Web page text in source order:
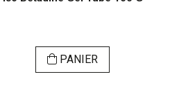
PANIER